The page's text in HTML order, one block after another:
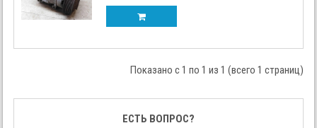
Показано с 1 по 1 из 1 (всего 1 страниц)
ЕСТЬ ВОПРОС?